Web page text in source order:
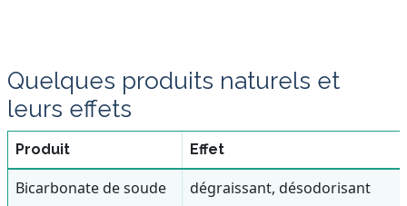
Quelques produits naturels et
leurs effets
Produit Effet
Bicarbonate de soude
dégraissant, désodorisant